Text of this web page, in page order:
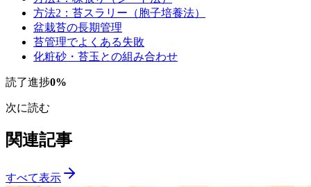
方法2：苔スラリー（胞子培養法）
盆栽苔の長期管理
苔管理でよくある失敗
化粧砂・苔玉との組み合わせ
読了進捗0%
次に読む
関連記事
すべて表示